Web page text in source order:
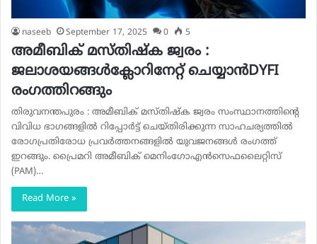
naseeb September 17, 2025 0 5
അമീബിക് മസ്തിഷ്ക ജ്വരം :
ജലാശയങ്ങൾക്ലോറിനേറ്റ് ചെയ്യാൻDYFI
രംഗത്തിറങ്ങും
തിരുവനന്തപുരം : അമീബിക് മസ്തിഷ്ക ജ്വരം സംസ്ഥാനത്തിൻ്റെ
വിവിധ ഭാഗങ്ങളിൽ റിപ്പോർട്ട് ചെയ്തിരിക്കുന്ന സാഹചര്യത്തിൽ
രോഗപ്രതിരോധ പ്രവർത്തനങ്ങളിൽ യുവജനങ്ങൾ രംഗത്ത്
ഇറങ്ങും. പ്രൈമറി അമീബിക് മെനിംഗോഎൻസെഫലൈറ്റിസ്
(PAM)…
Read More »